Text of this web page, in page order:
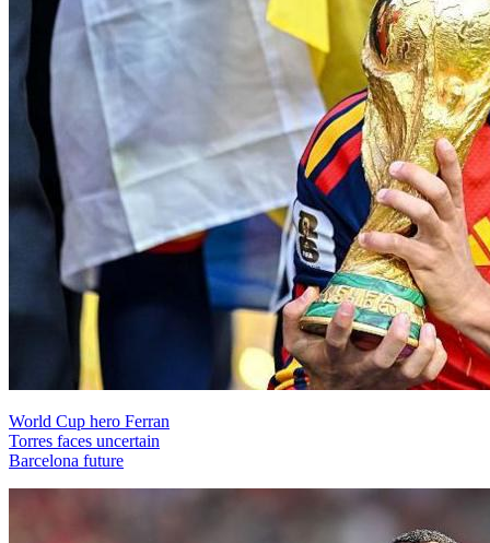
World Cup hero Ferran
Torres faces uncertain
Barcelona future